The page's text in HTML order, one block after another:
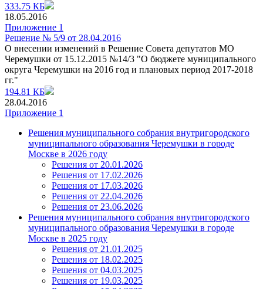
333.75 КБ
18.05.2016
Приложение 1
Решение № 5/9 от 28.04.2016
О внесении изменений в Решение Совета депутатов МО
Черемушки от 15.12.2015 №14/3 "О бюджете муниципального
округа Черемушки на 2016 год и плановых период 2017-2018
гг."
194.81 КБ
28.04.2016
Приложение 1
Решения муниципального собрания внутригородского
муниципального образования Черемушки в городе
Москве в 2026 году
Решения от 20.01.2026
Решения от 17.02.2026
Решения от 17.03.2026
Решения от 22.04.2026
Решения от 23.06.2026
Решения муниципального собрания внутригородского
муниципального образования Черемушки в городе
Москве в 2025 году
Решения от 21.01.2025
Решения от 18.02.2025
Решения от 04.03.2025
Решения от 19.03.2025